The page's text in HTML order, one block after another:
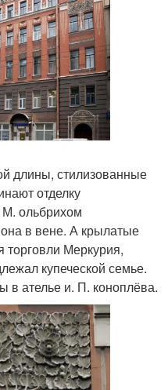
длины, стилизованные
отделку
ольбрихом
в вене. А крылатые
торговли Меркурия,
купеческой семье.
ателье и. П. коноплёва.